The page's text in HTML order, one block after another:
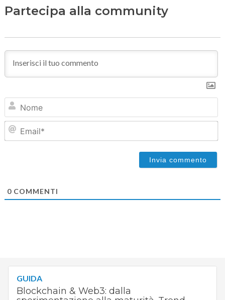
Partecipa alla community
0COMMENTI
GUIDA
Blockchain & Web3: dalla